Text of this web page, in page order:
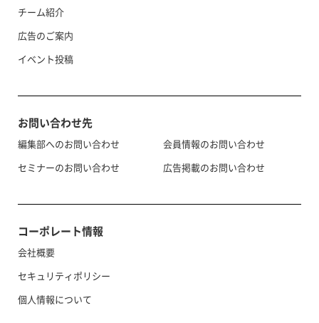
チーム紹介
広告のご案内
イベント投稿
お問い合わせ先
編集部へのお問い合わせ
セミナーのお問い合わせ
会員情報のお問い合わせ
広告掲載のお問い合わせ
コーポレート情報
会社概要
セキュリティポリシー
個人情報について